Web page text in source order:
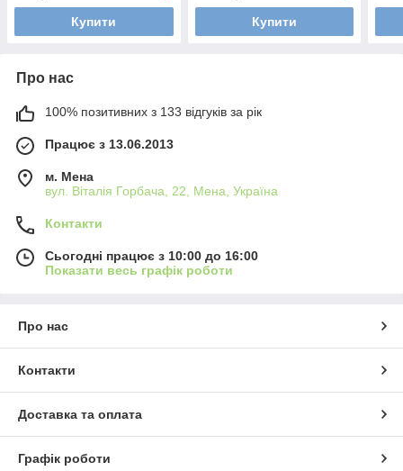
Купити Купити
Про нас
100% позитивних з 133 відгуків за рік
Працює з 13.06.2013
м. Мена
вул. Віталія Горбача, 22, Мена, Україна
Контакти
Сьогодні працює з 10:00 до 16:00
Показати весь графік роботи
Про нас
Контакти
Доставка та оплата
Графік роботи